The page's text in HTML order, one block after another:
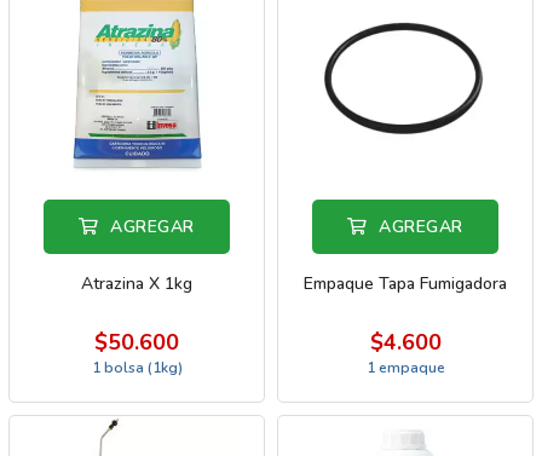
AGREGAR
Atrazina X 1kg
$50.600
1 bolsa (1kg)
AGREGAR
Empaque Tapa Fumigadora
$4.600
1 empaque